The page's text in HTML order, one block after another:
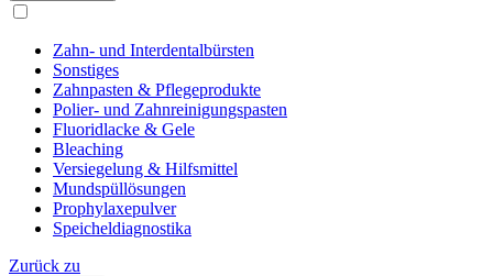
Zahn- und Interdentalbürsten
Sonstiges
Zahnpasten & Pflegeprodukte
Polier- und Zahnreinigungspasten
Fluoridlacke & Gele
Bleaching
Versiegelung & Hilfsmittel
Mundspüllösungen
Prophylaxepulver
Speicheldiagnostika
Zurück zu